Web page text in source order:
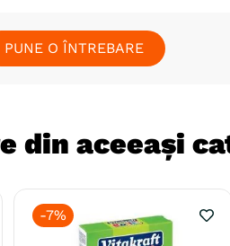
PUNE O ÎNTREBARE
din aceeași
-7%